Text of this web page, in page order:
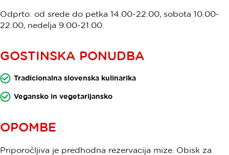
Odprto: od srede do petka 14.00-22.00, sobota 10.00-
22.00, nedelja 9.00-21.00.
GOSTINSKA PONUDBA
Tradicionalna slovenska kulinarika
Vegansko in vegetarijansko
OPOMBE
Priporočljiva je predhodna rezervacija mize. Obisk za